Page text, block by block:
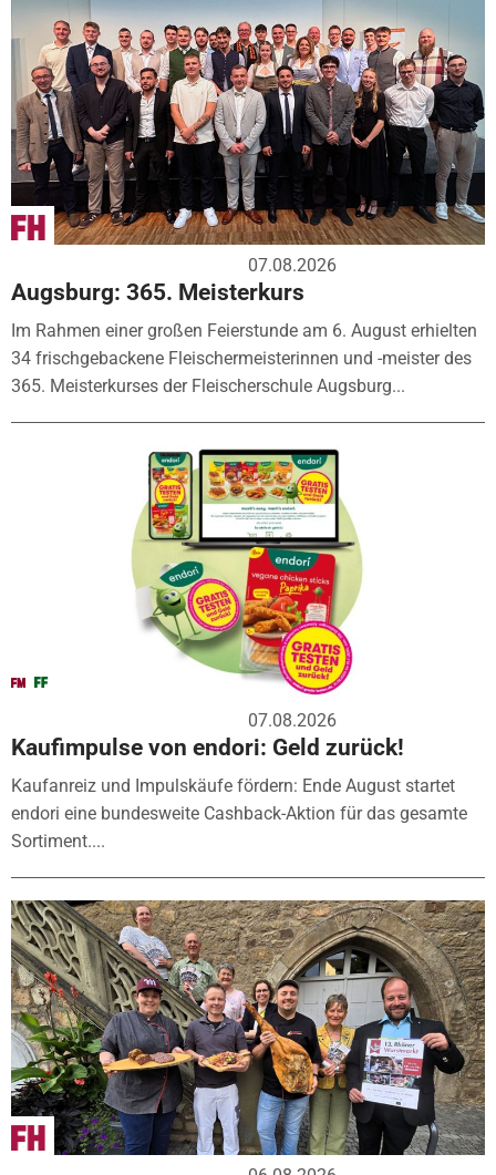
07.08.2026
Augsburg: 365. Meisterkurs
Im Rahmen einer großen Feierstunde am 6. August erhielten
34 frischgebackene Fleischermeisterinnen und -meister des
365. Meisterkurses der Fleischerschule Augsburg...
07.08.2026
Kaufimpulse von endori: Geld zurück!
Kaufanreiz und Impulskäufe fördern: Ende August startet
endori eine bundesweite Cashback-Aktion für das gesamte
Sortiment....